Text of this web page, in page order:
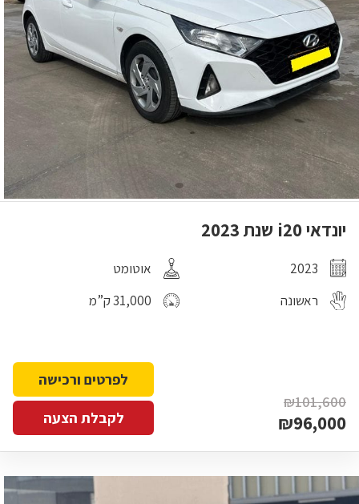
יונדאי i20 שנת 2023
2023
אוטומט
ראשונה
31,000 ק”מ
₪101,600
₪96,000
לפרטים ורכישה
לקבלת הצעה